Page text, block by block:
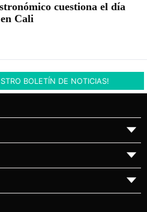
cuestiona el día
Cali
BOLETÍN DE NOTICIAS!
▼
▼
▼